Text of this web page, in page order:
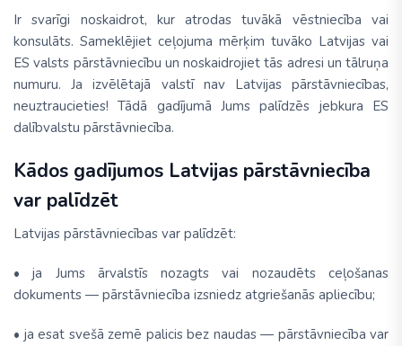
Ir svarīgi noskaidrot, kur atrodas tuvākā vēstniecība vai
konsulāts. Sameklējiet ceļojuma mērķim tuvāko Latvijas vai
ES valsts pārstāvniecību un noskaidrojiet tās adresi un tālruņa
numuru. Ja izvēlētajā valstī nav Latvijas pārstāvniecības,
neuztraucieties! Tādā gadījumā Jums palīdzēs jebkura ES
dalībvalstu pārstāvniecība.
Kādos gadījumos Latvijas pārstāvniecība
var palīdzēt
Latvijas pārstāvniecības var palīdzēt:
• ja Jums ārvalstīs nozagts vai nozaudēts ceļošanas
dokuments — pārstāvniecība izsniedz atgriešanās apliecību;
• ja esat svešā zemē palicis bez naudas — pārstāvniecība var